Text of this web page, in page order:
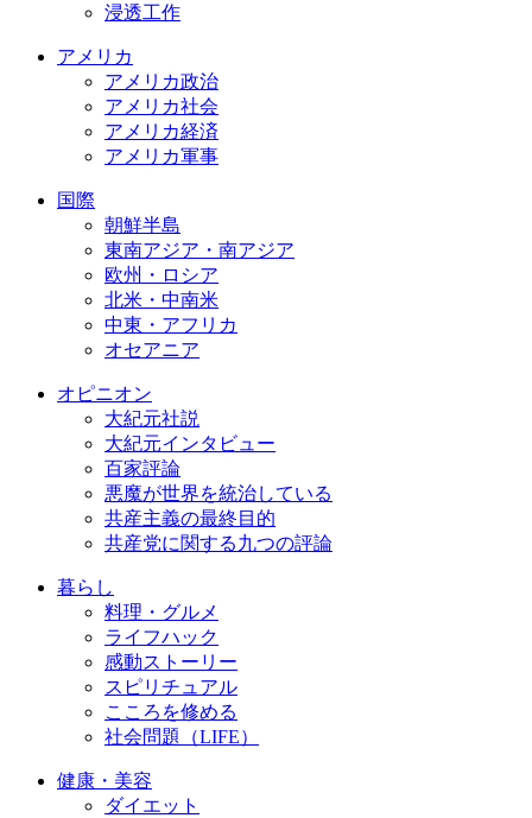
浸透工作
アメリカ
アメリカ政治
アメリカ社会
アメリカ経済
アメリカ軍事
国際
朝鮮半島
東南アジア・南アジア
欧州・ロシア
北米・中南米
中東・アフリカ
オセアニア
オピニオン
大紀元社説
大紀元インタビュー
百家評論
悪魔が世界を統治している
共産主義の最終目的
共産党に関する九つの評論
暮らし
料理・グルメ
ライフハック
感動ストーリー
スピリチュアル
こころを修める
社会問題（LIFE）
健康・美容
ダイエット